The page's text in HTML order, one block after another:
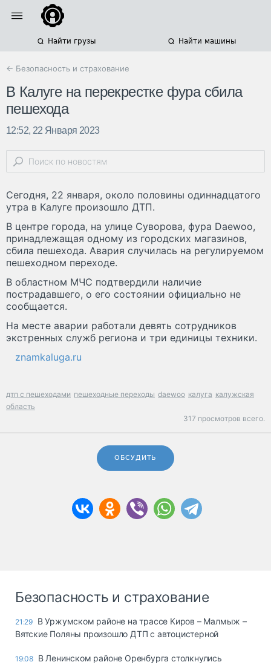
Найти грузы Найти машины
← Безопасность и страхование
В Калуге на перекрестке фура сбила
пешехода
12:52, 22 Января 2023
Сегодня, 22 января, около половины одиннадцатого
утра в Калуге произошло ДТП.
В центре города, на улице Суворова, фура Daewoo,
принадлежащая одному из городских магазинов,
сбила пешехода. Авария случилась на регулируемом
пешеходном переходе.
В областном МЧС подтвердили наличие
пострадавшего, о его состоянии официально не
сообщается.
На месте аварии работали девять сотрудников
экстренных служб региона и три единицы техники.
znamkaluga.ru
дтп с пешеходами пешеходные переходы daewoo калуга калужская
область
317 просмотров всего.
ОБСУДИТЬ
Безопасность и страхование
21:29 В Уржумском районе на трассе Киров – Малмыж –
Вятские Поляны произошло ДТП с автоцистерной
19:08 В Ленинском районе Оренбурга столкнулись